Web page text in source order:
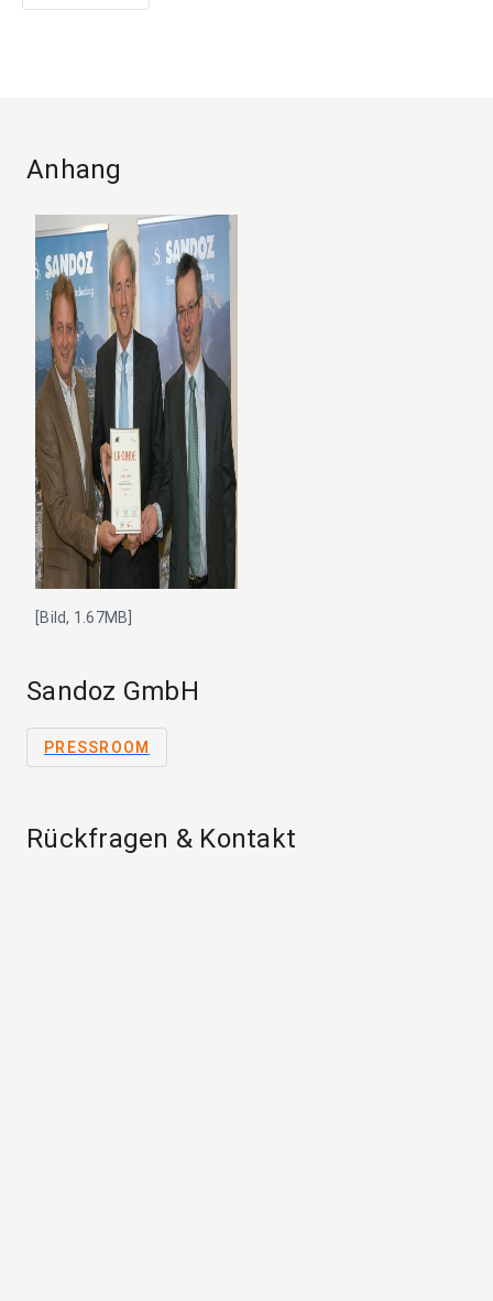
Anhang
[Bild, 1.67MB]
Sandoz GmbH
PRESSROOM
Rückfragen & Kontakt